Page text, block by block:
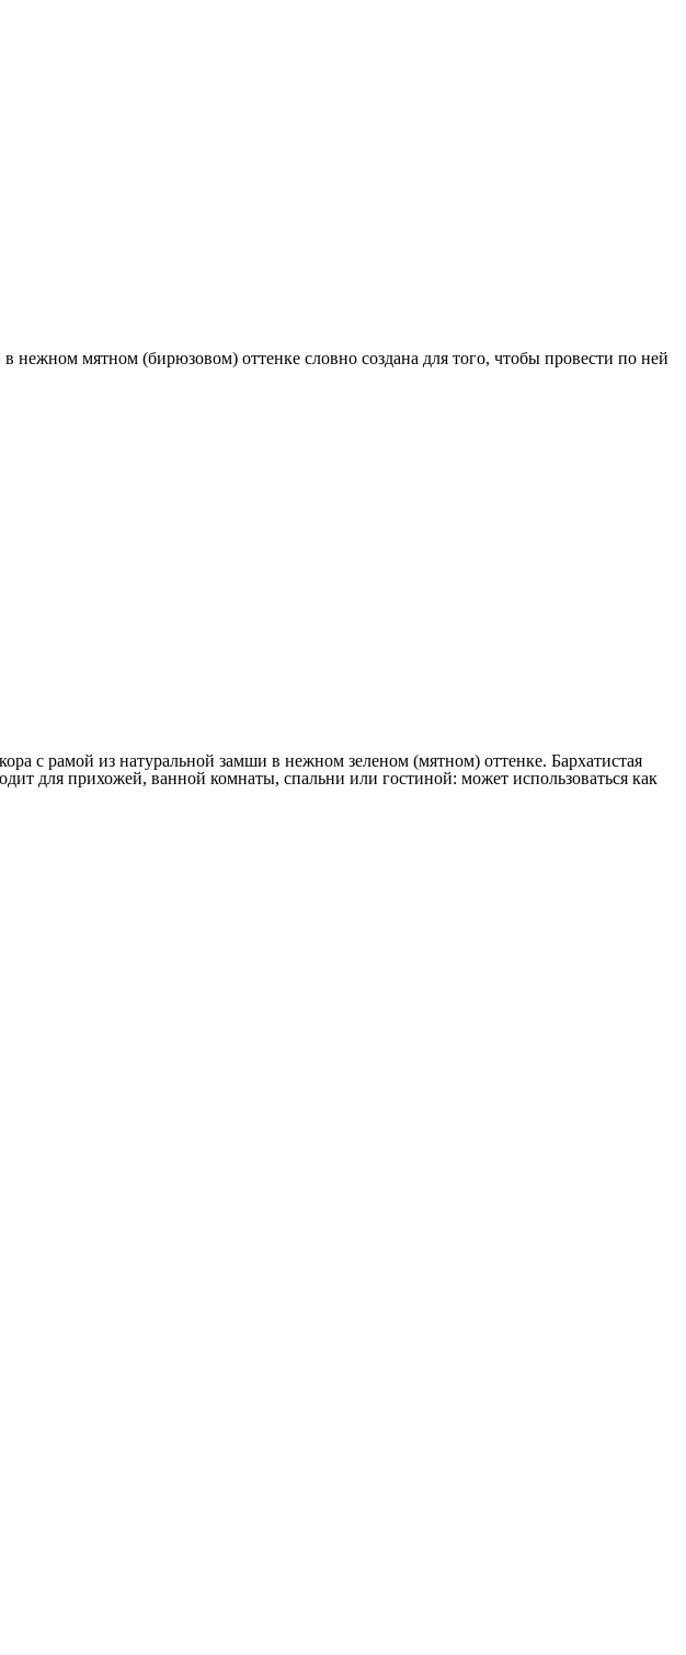
нежном мятном (бирюзовом) оттенке словно создана для того, чтобы провести по ней
с рамой из натуральной замши в нежном зеленом (мятном) оттенке. Бархатистая
для прихожей, ванной комнаты, спальни или гостиной: может использоваться как